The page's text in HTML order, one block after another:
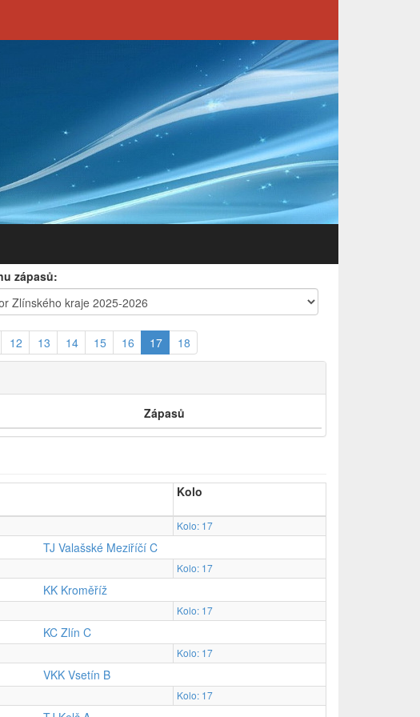
zápasů:
12 13 14 15 16 17 18
Zápasů
Kolo
Kolo: 17
TJ Valašské Meziříčí C
Kolo: 17
KK Kroměříž
Kolo: 17
KC Zlín C
Kolo: 17
VKK Vsetín B
Kolo: 17